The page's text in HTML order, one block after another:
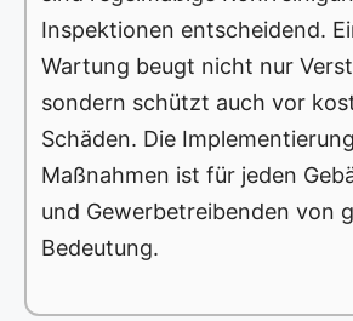
Inspektionen entscheidend.
Wartung beugt nicht nur
sondern schützt auch vor
Schäden. Die
Maßnahmen ist für jeden
und Gewerbetreibenden von
Bedeutung.